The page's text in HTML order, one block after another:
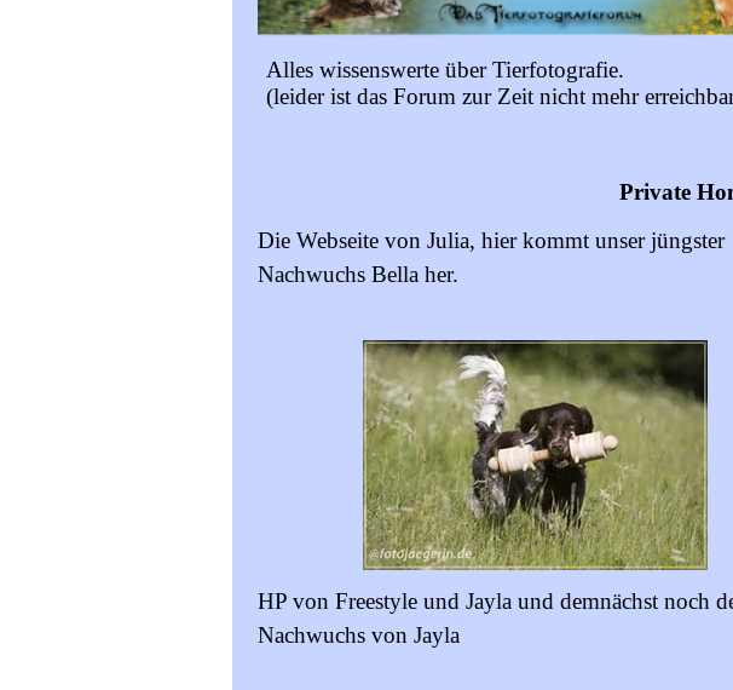
Alles wissenswerte über Tierfotografie.
(leider ist das Forum zur Zeit nicht mehr
Private
Die Webseite von Julia, hier kommt unser jüngster
Nachwuchs Bella her.
HP von Freestyle und Jayla und demnächst noch
Nachwuchs von Jayla